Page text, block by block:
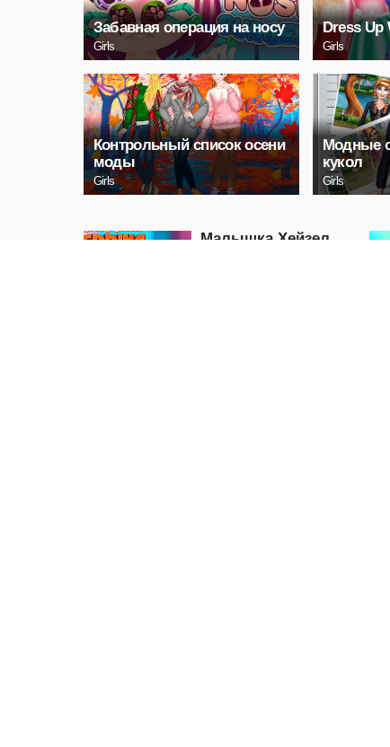
Забавная операция на носу
Girls
Dress Up
Girls
Контрольный список осени
моды
Girls
Модные
кукол
Girls
Малышка Хейзел